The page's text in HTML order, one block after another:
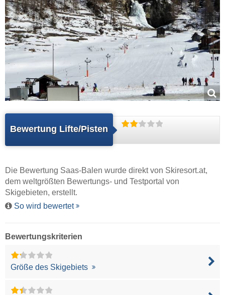
Bewertung Lifte/Pisten
Die Bewertung Saas-Balen wurde direkt von Skiresort.at,
dem weltgrößten Bewertungs- und Testportal von
Skigebieten, erstellt.
So wird bewertet
Bewertungskriterien
Größe des Skigebiets